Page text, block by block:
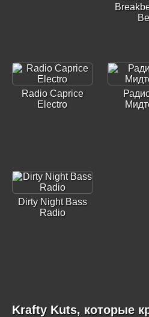
Radio Caprice
Electro
Dirty Night Bass
Radio
Krafty Kuts, которые